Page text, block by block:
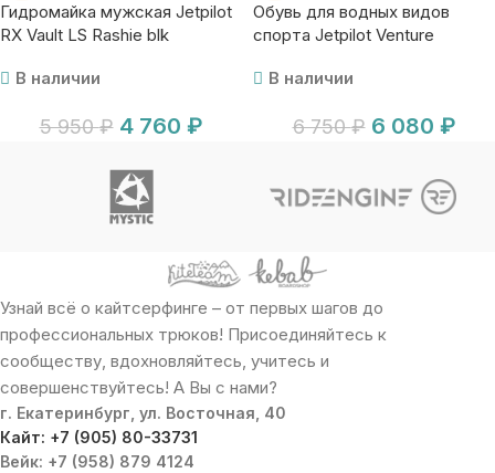
Гидромайка мужская Jetpilot
RX Vault LS Rashie blk
В наличии
5 950₽ 4 760 ₽
Обувь для водных видов
спорта Jetpilot Venture
В наличии
6 750₽ 6 080 ₽
Узнай всё о кайтсерфинге – от первых шагов до
профессиональных трюков! Присоединяйтесь к
сообществу, вдохновляйтесь, учитесь и
совершенствуйтесь! А Вы с нами?
г. Екатеринбург, ул. Восточная, 40
Кайт: +7 (905) 80-33731
Вейк: +7 (958) 879 4124